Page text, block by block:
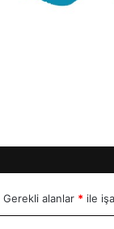
Gerekli alanlar * ile